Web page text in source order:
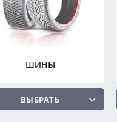
ШИНЫ
ВЫБРАТЬ